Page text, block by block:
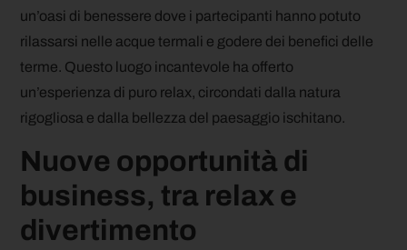
un’oasi di benessere dove i partecipanti hanno potuto
rilassarsi nelle acque termali e godere dei benefici delle
terme. Questo luogo incantevole ha offerto
un’esperienza di puro relax, circondati dalla natura
rigogliosa e dalla bellezza del paesaggio ischitano.
Nuove opportunità di
business, tra relax e
divertimento